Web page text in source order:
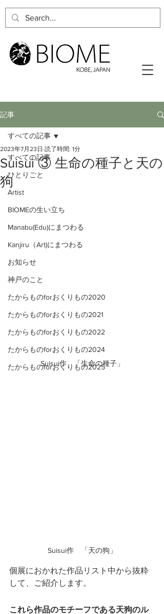
記事
すべての記事
ひとりごと
Artist
BIOMEの生い立ち
Manabu(Edu)にまつわる
Kanjiru（Art)にまつわる
お知らせ
神戸のこと
たからものforおくりもの2020
たからものforおくりもの2021
たからものforおくりもの2022
たからものforおくりもの2024
たからものforおくりもの2025
すべての記事
Suisui ③ 生命の種子と天の
狗
2023年7月23日 読了時間: 1分
Suisui作　「生命の種子」
Suisui作　「天の狗」
個展におかれた作品リスト中から抜粋
して、ご紹介します。
これら作品のモチーフである天狗のル